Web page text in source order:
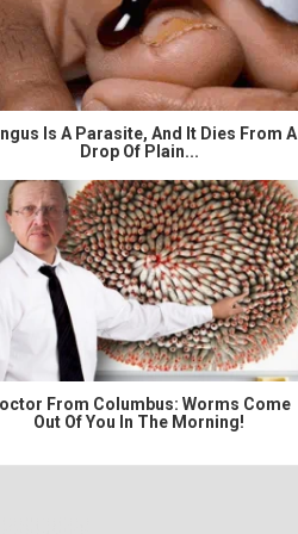
Is A Parasite, And It Dies From A
Drop Of Plain...
From Columbus: Worms Come
Out Of You In The Morning!